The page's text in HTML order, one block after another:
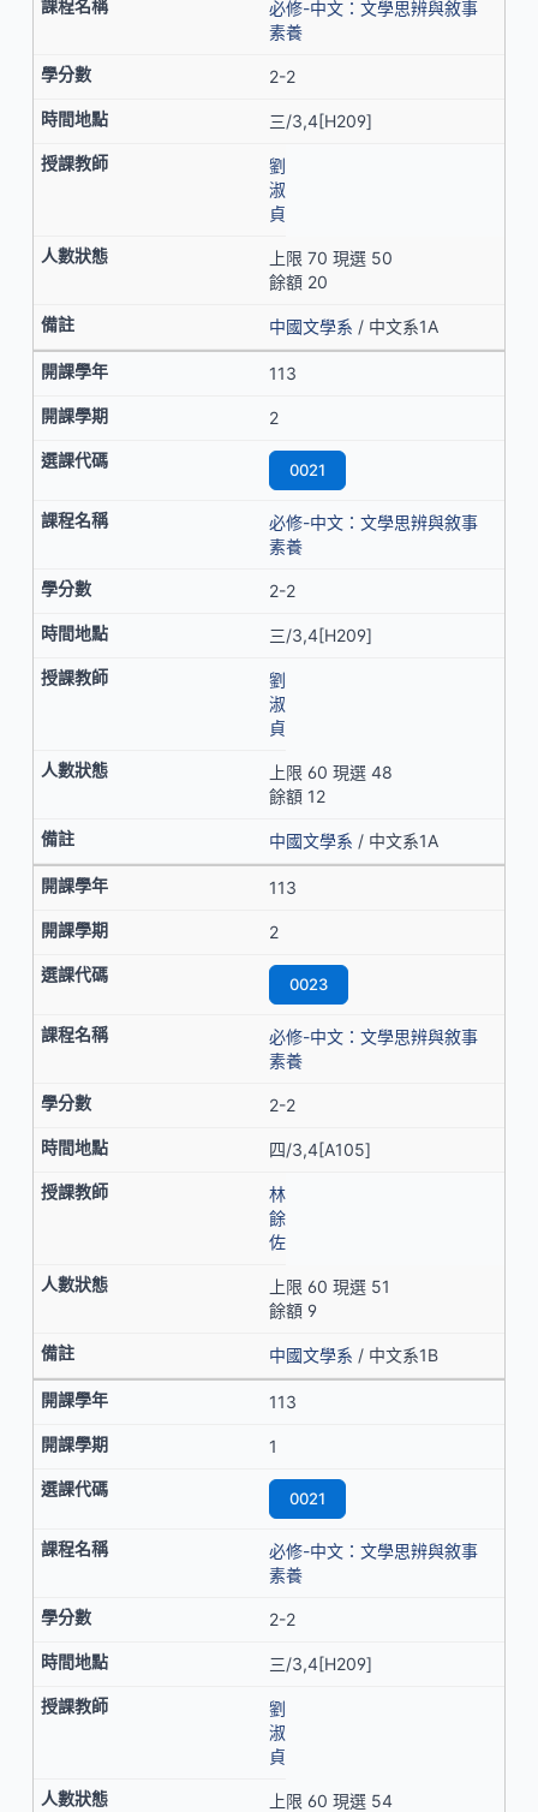
必修-中文：文學思辨與敘事
素養
2-2
三/3,4[H209]
劉
淑
貞
上限 70 現選 50
餘額 20
中國文學系 / 中文系1A
113
2
0021
必修-中文：文學思辨與敘事
素養
2-2
三/3,4[H209]
劉
淑
貞
上限 60 現選 48
餘額 12
中國文學系 / 中文系1A
113
2
0023
必修-中文：文學思辨與敘事
素養
2-2
四/3,4[A105]
林
餘
佐
上限 60 現選 51
餘額 9
中國文學系 / 中文系1B
113
1
0021
必修-中文：文學思辨與敘事
素養
2-2
三/3,4[H209]
劉
淑
貞
上限 60 現選 54